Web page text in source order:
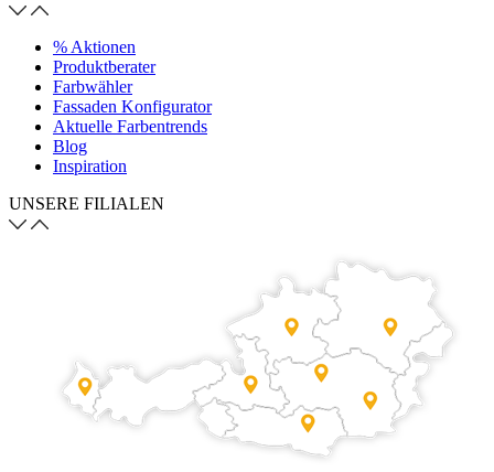
% Aktionen
Produktberater
Farbwähler
Fassaden Konfigurator
Aktuelle Farbentrends
Blog
Inspiration
UNSERE FILIALEN